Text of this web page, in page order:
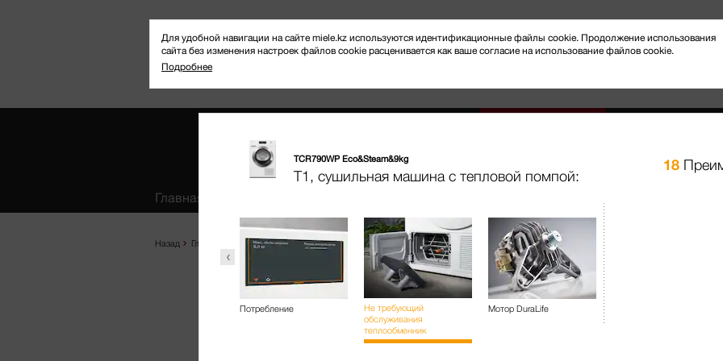
Для удобной навигации на сайте miele.kz используются идентификационные файлы cookie. Продолжение использования
сайта без изменения настроек файлов cookie расценивается как ваше согласие на использование файлов cookie.
Подробнее
Назад Главная Продукты Техника по уходу за бельём Сушильные машины
TCR790WP
T1, сушильная машина с
M Touch I Функция
Главная
TCR790WP Eco&Steam&9kg
T1, сушильная машина с тепловой помпой:
18
Потребление
Не требующий
обслуживания
теплообменник
Мотор DuraLife